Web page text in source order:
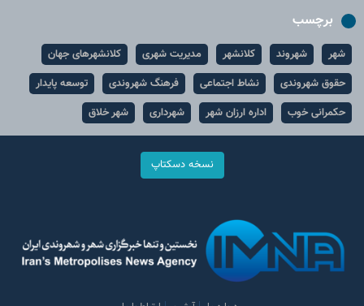
برچسب
شهر شهروند کلانشهر مدیریت شهری
کلانشهرهای جهان
حقوق شهروندی
نشاط اجتماعی فرهنگ شهروندی
توسعه پایدار
حکمرانی خوب
اداره ارزان شهر شهرداری شهر خلاق
نسخه دسکتاپ